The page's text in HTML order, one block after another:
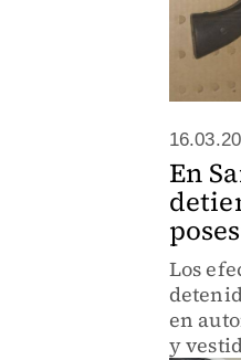
En
Los
en
y